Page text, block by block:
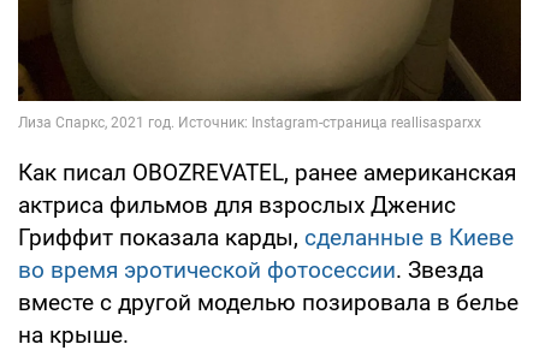
Как писал OBOZREVATEL, ранее американская
актриса фильмов для взрослых Дженис
Гриффит показала карды, сделанные в Киеве
во время эротической фотосессии. Звезда
вместе с другой моделью позировала в белье
на крыше.